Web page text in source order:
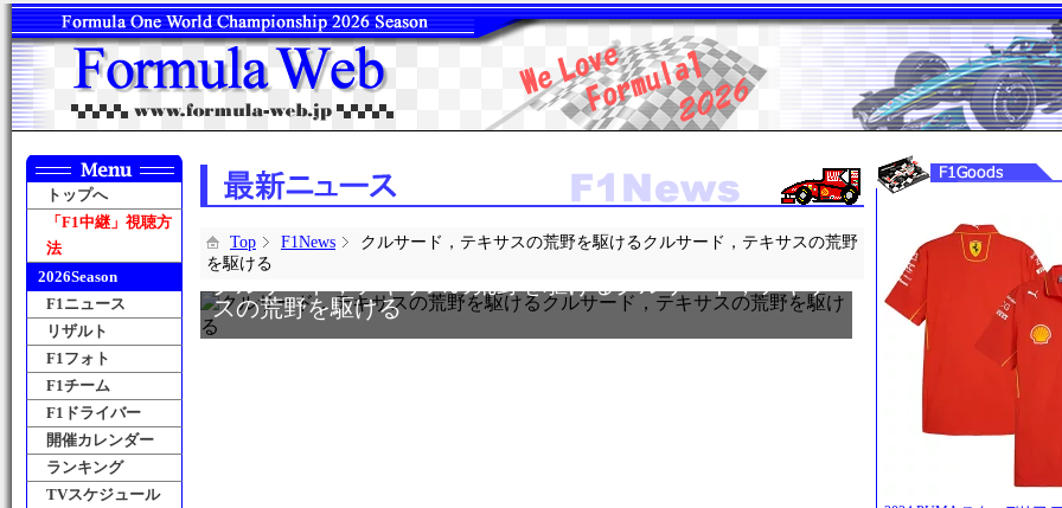
トップへ
「F1中継」視聴方
法
2026Season
F1ニュース
リザルト
F1フォト
F1チーム
F1ドライバー
開催カレンダー
ランキング
TVスケジュール
Top F1News
クルサード，テキサスの荒野を駆けるクルサード，テキサスの荒野
を駆ける
クルサード，テキサスの荒野を駆けるクルサード，テキサ
スの荒野を駆ける